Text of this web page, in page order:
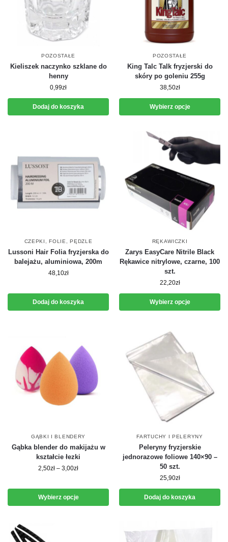
POZOSTAŁE
Kieliszek naczynko szklane do
henny
0,99zł
Dodaj do koszyka
POZOSTAŁE
King Talc Talk fryzjerski do
skóry po goleniu 255g
38,50zł
Wybierz opcje
CZEPKI, FOLIE, PĘDZLE
Lussoni Hair Folia fryzjerska do
balejażu, aluminiowa, 200m
48,10zł
Dodaj do koszyka
RĘKAWICZKI
Zarys EasyCare Nitrile Black
Rękawice nitrylowe, czarne, 100
szt.
22,20zł
Wybierz opcje
GĄBKI I BLENDERY
Gąbka blender do makijażu w
kształcie łezki
2,50zł – 3,00zł
Wybierz opcje
FARTUCHY I PELERYNY
Peleryny fryzjerskie
jednorazowe foliowe 140×90 –
50 szt.
25,90zł
Dodaj do koszyka